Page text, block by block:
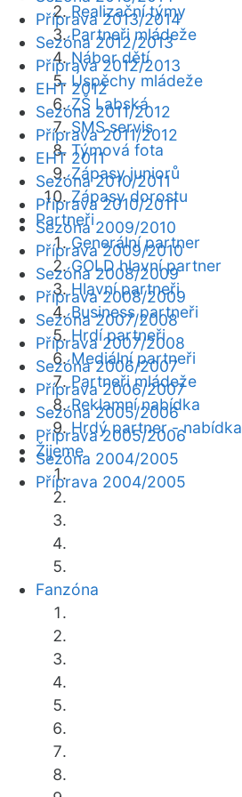
Realizační týmy
Partneři mládeže
Nábor dětí
Úspěchy mládeže
ZŠ Labská
SMS servis
Týmová fota
Zápasy juniorů
Zápasy dorostu
Partneři
Generální partner
GOLD hlavní partner
Hlavní partneři
Business partneři
Hrdí partneři
Mediální partneři
Partneři mládeže
Reklamní nabídka
Hrdý partner - nabídka
Žijeme
Fanzóna
Příprava 2013/2014
Sezóna 2012/2013
Příprava 2012/2013
EHT 2012
Sezóna 2011/2012
Příprava 2011/2012
EHT 2011
Sezóna 2010/2011
Příprava 2010/2011
Sezóna 2009/2010
Příprava 2009/2010
Sezóna 2008/2009
Příprava 2008/2009
Sezóna 2007/2008
Příprava 2007/2008
Sezóna 2006/2007
Příprava 2006/2007
Sezóna 2005/2006
Příprava 2005/2006
Sezóna 2004/2005
Příprava 2004/2005